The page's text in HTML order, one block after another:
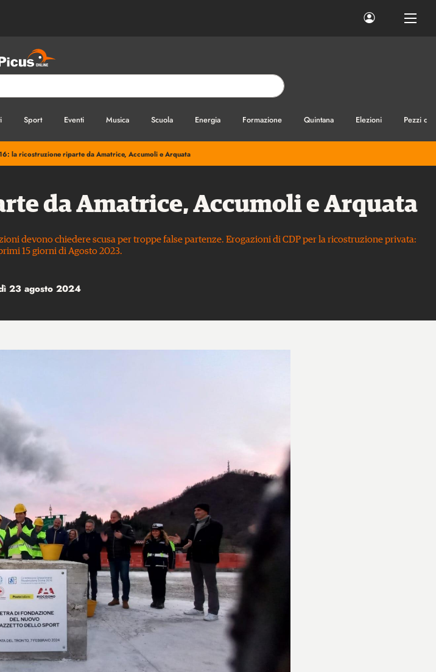
Sport Eventi Musica Scuola Energia Formazione Quintana Elezioni Pezzi di
la ricostruzione riparte da Amatrice, Accumoli e Arquata
da Amatrice, Accumoli e Arquata
devono chiedere scusa per troppe false partenze. Erogazioni di CDP per la ricostruzione privata:
15 giorni di Agosto 2023.
23 agosto 2024